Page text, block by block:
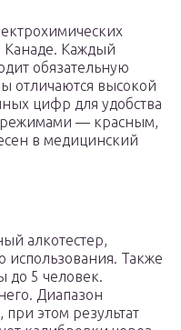
Канаде. Каждый
обязательную
отличаются высокой
цифр для удобства
режимами — красным,
в медицинский
алкотестер,
использования. Также
до 5 человек.
Диапазон
этом результат